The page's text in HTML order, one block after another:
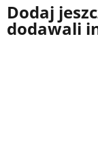
Dodaj
dodawali